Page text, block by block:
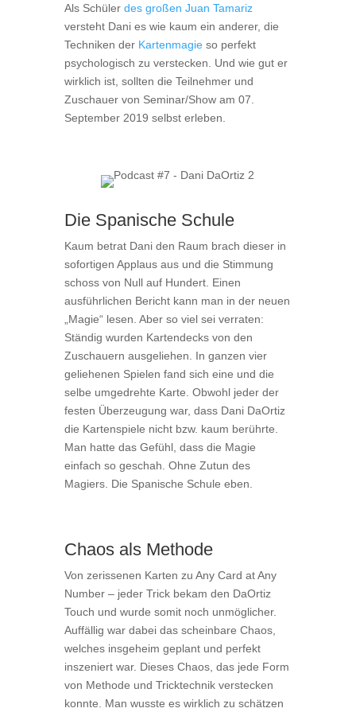
Als Schüler des großen Juan Tamariz
versteht Dani es wie kaum ein anderer, die
Techniken der Kartenmagieso perfekt
psychologisch zu verstecken. Und wie gut er
wirklich ist, sollten die Teilnehmer und
Zuschauer von Seminar/Show am 07.
September 2019 selbst erleben.
Die Spanische Schule
Kaum betrat Dani den Raum brach dieser in
sofortigen Applaus aus und die Stimmung
schoss von Null auf Hundert. Einen
ausführlichen Bericht kann man in der neuen
„Magie“ lesen. Aber so viel sei verraten:
Ständig wurden Kartendecks von den
Zuschauern ausgeliehen. In ganzen vier
geliehenen Spielen fand sich eine und die
selbe umgedrehte Karte. Obwohl jeder der
festen Überzeugung war, dass Dani DaOrtiz
die Kartenspiele nicht bzw. kaum berührte.
Man hatte das Gefühl, dass die Magie
einfach so geschah. Ohne Zutun des
Magiers. Die Spanische Schule eben.
Chaos als Methode
Von zerissenen Karten zu Any Card at Any
Number – jeder Trick bekam den DaOrtiz
Touch und wurde somit noch unmöglicher.
Auffällig war dabei das scheinbare Chaos,
welches insgeheim geplant und perfekt
inszeniert war. Dieses Chaos, das jede Form
von Methode und Tricktechnik verstecken
konnte. Man wusste es wirklich zu schätzen